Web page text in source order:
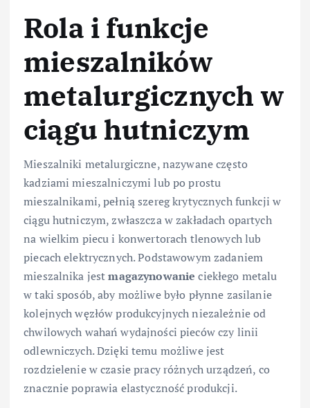
Rola i funkcje
mieszalników
metalurgicznych w
ciągu hutniczym
Mieszalniki metalurgiczne, nazywane często
kadziami mieszalniczymi lub po prostu
mieszalnikami, pełnią szereg krytycznych funkcji w
ciągu hutniczym, zwłaszcza w zakładach opartych
na wielkim piecu i konwertorach tlenowych lub
piecach elektrycznych. Podstawowym zadaniem
mieszalnika jestmagazynowanie ciekłego metalu
w taki sposób, aby możliwe było płynne zasilanie
kolejnych węzłów produkcyjnych niezależnie od
chwilowych wahań wydajności pieców czy linii
odlewniczych. Dzięki temu możliwe jest
rozdzielenie w czasie pracy różnych urządzeń, co
znacznie poprawia elastyczność produkcji.